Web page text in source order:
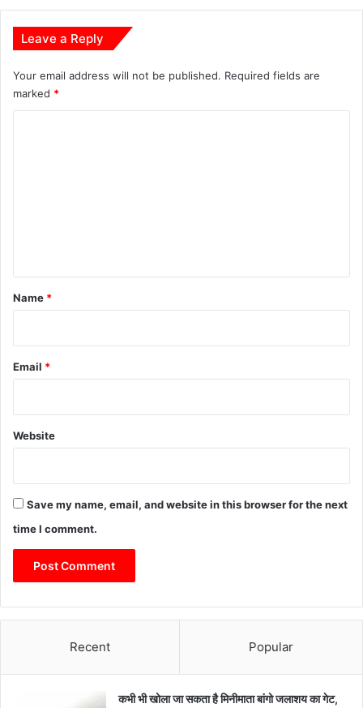
ति
भा
को
कि
या
Leave a Reply
Your email address will not be published. Required fields are
marked *
*
Name *
Email *
Website
Save my name, email, and website in this browser for the next
time I comment.
Recent Popular
कभी भी खोला जा सकता है मिनीमाता बांगो जलाशय का गेट,